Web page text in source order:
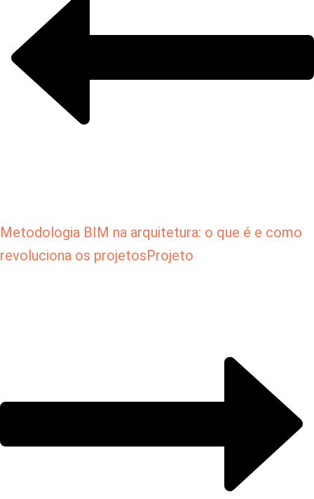
Metodologia BIM na arquitetura: o que é e como
revoluciona os projetosProjeto